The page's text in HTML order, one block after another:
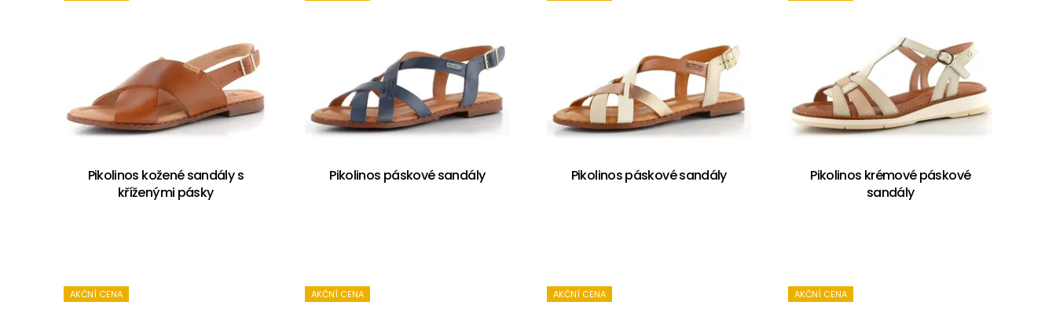
Pikolinos kožené sandály s
kříženými pásky
Pikolinos páskové sandály Pikolinos páskové sandály
Pikolinos krémové páskové
sandály
AKČNÍ CENA AKČNÍ CENA AKČNÍ CENA AKČNÍ CENA